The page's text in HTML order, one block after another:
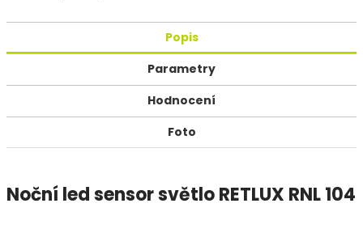
Popis
Parametry
Hodnocení
Foto
Noční led sensor světlo RETLUX RNL 104